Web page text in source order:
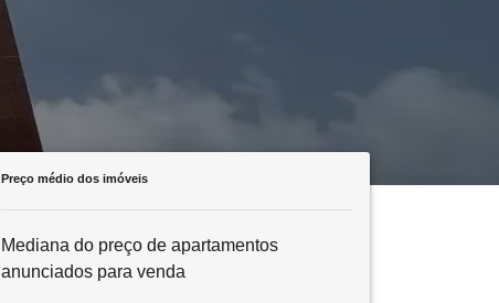
Preço médio dos imóveis
Mediana do preço de apartamentos
anunciados para venda